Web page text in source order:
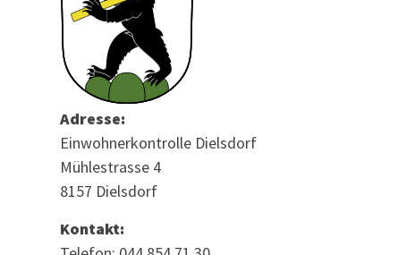
Adresse:
Einwohnerkontrolle Dielsdorf
Mühlestrasse 4
8157 Dielsdorf
Kontakt: